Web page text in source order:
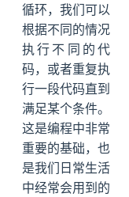
循环，我们可以
根据不同的情况
执行不同的代
码，或者重复执
行一段代码直到
满足某个条件。
这是编程中非常
重要的基础，也
是我们日常生活
中经常会用到的